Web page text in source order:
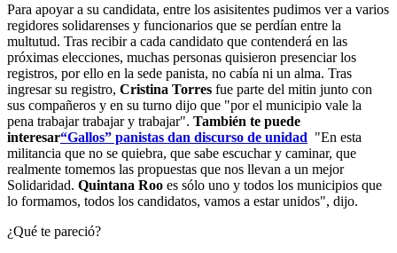
Para apoyar a su candidata, entre los asisitentes pudimos ver a varios
regidores solidarenses y funcionarios que se perdían entre la
multutud. Tras recibir a cada candidato que contenderá en las
próximas elecciones, muchas personas quisieron presenciar los
registros, por ello en la sede panista, no cabía ni un alma. Tras
ingresar su registro, Cristina Torres fue parte del mitin junto con
sus compañeros y en su turno dijo que "por el municipio vale la
pena trabajar trabajar y trabajar". También te puede
interesar“Gallos” panistas dan discurso de unidad "En esta
militancia que no se quiebra, que sabe escuchar y caminar, que
realmente tomemos las propuestas que nos llevan a un mejor
Solidaridad. Quintana Roo es sólo uno y todos los municipios que
lo formamos, todos los candidatos, vamos a estar unidos", dijo.
¿Qué te pareció?